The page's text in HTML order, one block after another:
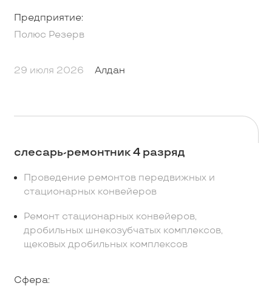
Предприятие:
Полюс Резерв
29 июля 2026 Алдан
слесарь-ремонтник 4 разряд
Проведение ремонтов передвижных и
стационарных конвейеров
Ремонт стационарных конвейеров,
дробильных шнекозубчатых комплексов,
щековых дробильных комплексов
Сфера: